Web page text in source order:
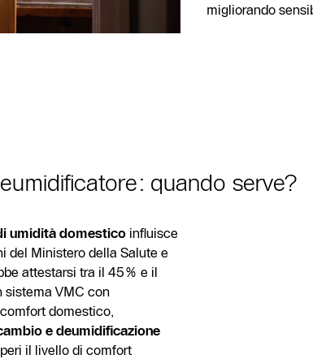
migliorando
quando serve?
umidità domestico influisce
del Ministero della Salute e
attestarsi tra il 45% e il
sistema VMC con
domestico,
e deumidificazione
il livello di comfort